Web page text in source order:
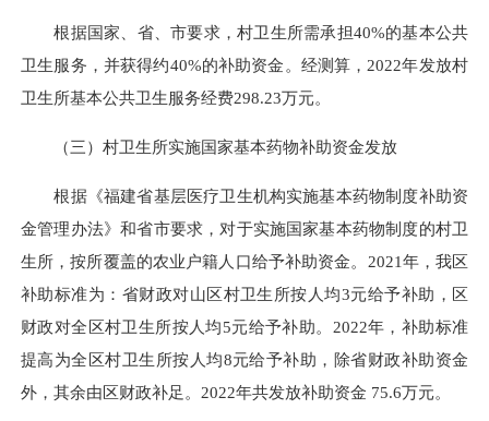
根据国家、省、市要求，村卫生所需承担40%的基本公共
卫生服务，并获得约40%的补助资金。经测算，2022年发放村
卫生所基本公共卫生服务经费298.23万元。
（三）村卫生所实施国家基本药物补助资金发放
根据《福建省基层医疗卫生机构实施基本药物制度补助资
金管理办法》和省市要求，对于实施国家基本药物制度的村卫
生所，按所覆盖的农业户籍人口给予补助资金。2021年，我区
补助标准为：省财政对山区村卫生所按人均3元给予补助，区
财政对全区村卫生所按人均5元给予补助。2022年，补助标准
提高为全区村卫生所按人均8元给予补助，除省财政补助资金
外，其余由区财政补足。2022年共发放补助资金 75.6万元。